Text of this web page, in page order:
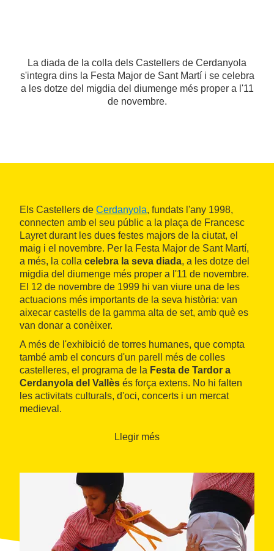
La diada de la colla dels Castellers de Cerdanyola
s'integra dins la Festa Major de Sant Martí i se celebra
a les dotze del migdia del diumenge més proper a l'11
de novembre.
Els Castellers de Cerdanyola, fundats l'any 1998,
connecten amb el seu públic a la plaça de Francesc
Layret durant les dues festes majors de la ciutat, el
maig i el novembre. Per la Festa Major de Sant Martí,
a més, la colla celebra la seva diada, a les dotze del
migdia del diumenge més proper a l'11 de novembre.
El 12 de novembre de 1999 hi van viure una de les
actuacions més importants de la seva història: van
aixecar castells de la gamma alta de set, amb què es
van donar a conèixer.
A més de l'exhibició de torres humanes, que compta
també amb el concurs d'un parell més de colles
castelleres, el programa de la Festa de Tardor a
Cerdanyola del Vallès és força extens. No hi falten
les activitats culturals, d'oci, concerts i un mercat
medieval.
Llegir més